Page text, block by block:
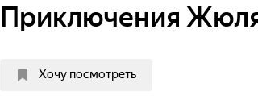
Приключения
Хочу посмотреть